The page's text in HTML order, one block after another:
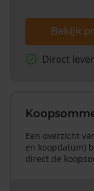
Bekijk
Direct
Een overzicht
en koopdatum)
direct de